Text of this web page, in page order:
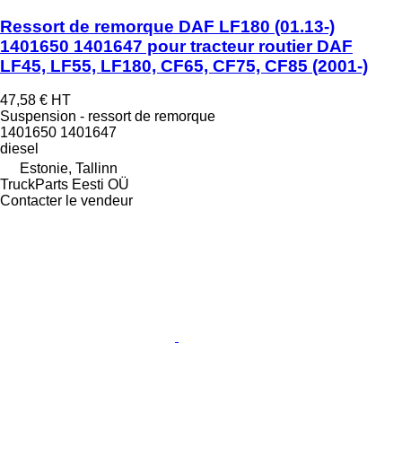
Ressort de remorque DAF LF180 (01.13-)
1401650 1401647 pour tracteur routier DAF
LF45, LF55, LF180, CF65, CF75, CF85 (2001-)
47,58 € HT
Suspension - ressort de remorque
1401650 1401647
diesel
Estonie, Tallinn
TruckParts Eesti OÜ
Contacter le vendeur